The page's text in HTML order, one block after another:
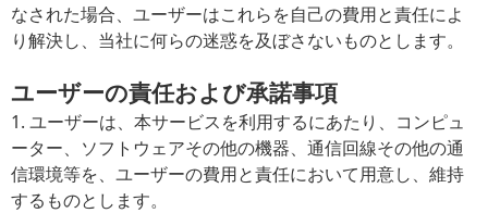
なされた場合、ユーザーはこれらを自己の費用と責任によ
り解決し、当社に何らの迷惑を及ぼさないものとします。
ユーザーの責任および承諾事項
1. ユーザーは、本サービスを利用するにあたり、コンピュ
ーター、ソフトウェアその他の機器、通信回線その他の通
信環境等を、ユーザーの費用と責任において用意し、維持
するものとします。